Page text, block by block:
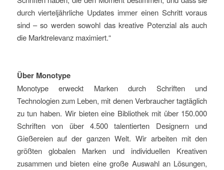
durch vierteljährliche Updates immer einen Schritt voraus
sind – so werden sowohl das kreative Potenzial als auch
die Marktrelevanz maximiert.“
Über Monotype
Monotype erweckt Marken durch Schriften und
Technologien zum Leben, mit denen Verbraucher tagtäglich
zu tun haben. Wir bieten eine Bibliothek mit über 150.000
Schriften von über 4.500 talentierten Designern und
Gießereien auf der ganzen Welt. Wir arbeiten mit den
größten globalen Marken und individuellen Kreativen
zusammen und bieten eine große Auswahl an Lösungen,